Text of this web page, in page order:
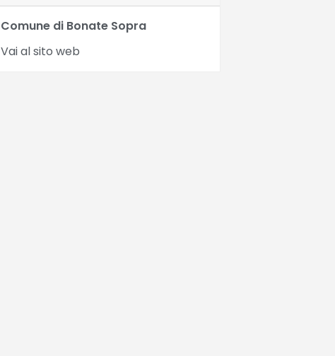
Comune di Bonate Sopra
Vai al sito web